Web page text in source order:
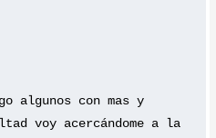
voy acercándome a la